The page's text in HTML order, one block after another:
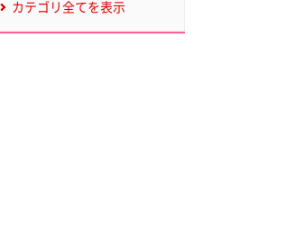
カテゴリ全てを表示